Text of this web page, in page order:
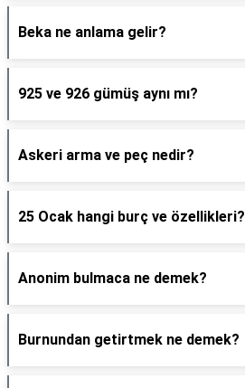
Beka ne anlama gelir?
925 ve 926 gümüş aynı mı?
Askeri arma ve peç nedir?
25 Ocak hangi burç ve özellikleri?
Anonim bulmaca ne demek?
Burnundan getirtmek ne demek?